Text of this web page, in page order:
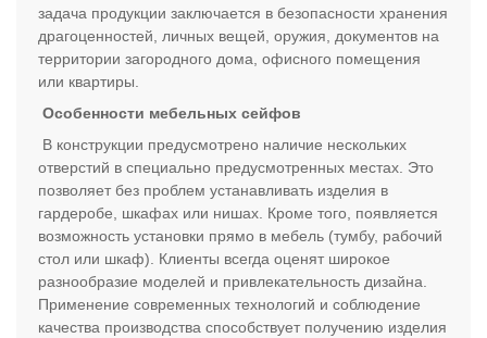
задача продукции заключается в безопасности хранения
драгоценностей, личных вещей, оружия, документов на
территории загородного дома, офисного помещения
или квартиры.
Особенности мебельных сейфов
В конструкции предусмотрено наличие нескольких
отверстий в специально предусмотренных местах. Это
позволяет без проблем устанавливать изделия в
гардеробе, шкафах или нишах. Кроме того, появляется
возможность установки прямо в мебель (тумбу, рабочий
стол или шкаф). Клиенты всегда оценят широкое
разнообразие моделей и привлекательность дизайна.
Применение современных технологий и соблюдение
качества производства способствует получению изделия